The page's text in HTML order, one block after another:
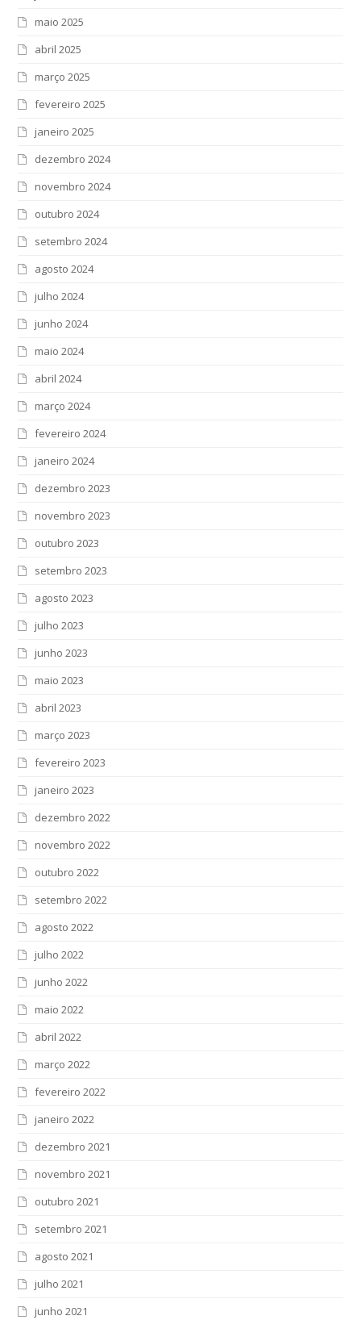
maio 2025
abril 2025
março 2025
fevereiro 2025
janeiro 2025
dezembro 2024
novembro 2024
outubro 2024
setembro 2024
agosto 2024
julho 2024
junho 2024
maio 2024
abril 2024
março 2024
fevereiro 2024
janeiro 2024
dezembro 2023
novembro 2023
outubro 2023
setembro 2023
agosto 2023
julho 2023
junho 2023
maio 2023
abril 2023
março 2023
fevereiro 2023
janeiro 2023
dezembro 2022
novembro 2022
outubro 2022
setembro 2022
agosto 2022
julho 2022
junho 2022
maio 2022
abril 2022
março 2022
fevereiro 2022
janeiro 2022
dezembro 2021
novembro 2021
outubro 2021
setembro 2021
agosto 2021
julho 2021
junho 2021